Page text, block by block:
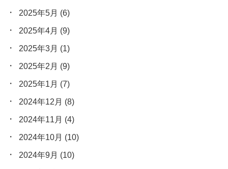
2025年5月 (6)
2025年4月 (9)
2025年3月 (1)
2025年2月 (9)
2025年1月 (7)
2024年12月 (8)
2024年11月 (4)
2024年10月 (10)
2024年9月 (10)